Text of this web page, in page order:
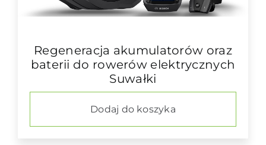
Regeneracja akumulatorów oraz
baterii do rowerów elektrycznych
Suwałki
Dodaj do koszyka